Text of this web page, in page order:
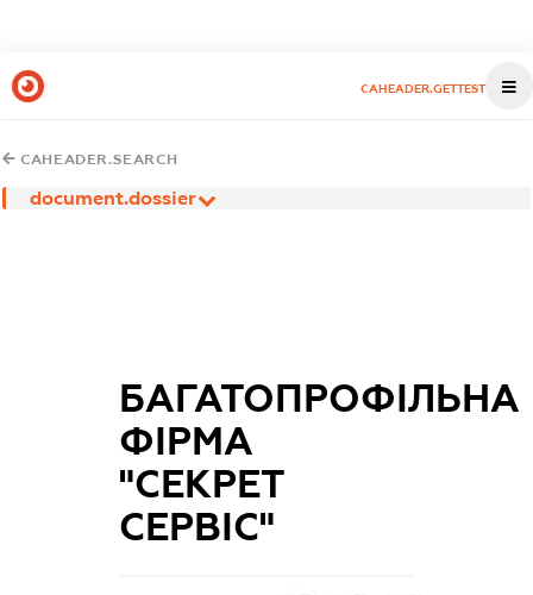
CAHEADER.GETTEST
CAHEADER.SEARCH
document.dossier
БАГАТОПРОФІЛЬНА
ФІРМА
"СЕКРЕТ
СЕРВІС"